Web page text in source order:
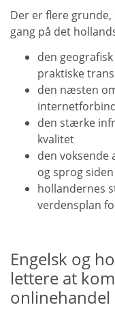
Der er flere
gang på det
den
praktiske
den næsten
den stærke
kvalitet
den voksende
og sprog
hollandernes
verdensplan
Engelsk og
lettere at
onlinehandel